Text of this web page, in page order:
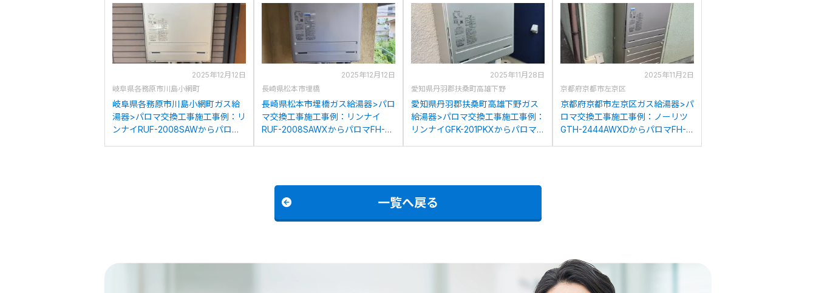
2025年12月12日
岐阜県各務原市川島小網町
岐阜県各務原市川島小網町ガス給
湯器>パロマ交換工事施工事例：リ
ンナイRUF-2008SAWからパロマ
2025年12月12日
長崎県松本市埋橋
長崎県松本市埋橋ガス給湯器>パロ
マ交換工事施工事例：リンナイ
RUF-2008SAWXからパロマFH-
2025年11月28日
愛知県丹羽郡扶桑町高雄下野
愛知県丹羽郡扶桑町高雄下野ガス
給湯器>パロマ交換工事施工事例：
リンナイGFK-201PKXからパロマ
2025年11月2日
京都府京都市左京区
京都府京都市左京区ガス給湯器>パ
ロマ交換工事施工事例：ノーリツ
GTH-2444AWXDからパロマFH-
一覧へ戻る